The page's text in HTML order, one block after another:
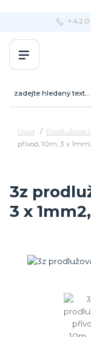
+420
Úvod
přívod, 10m, 3 x
3z
3 x